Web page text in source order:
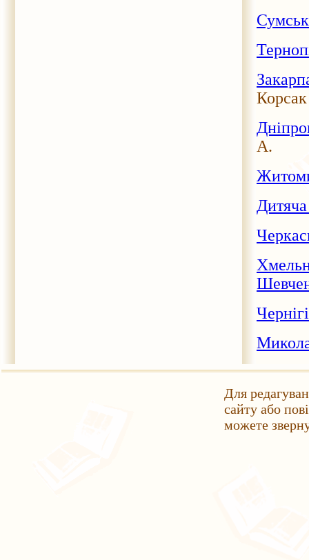
А.
Для
сайту або
можете